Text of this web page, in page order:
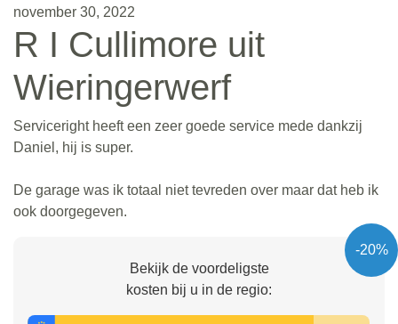
november 30, 2022
R I Cullimore uit
Wieringerwerf
Serviceright heeft een zeer goede service mede dankzij
Daniel, hij is super.
De garage was ik totaal niet tevreden over maar dat heb ik
ook doorgegeven.
-20%
Bekijk de voordeligste
kosten bij u in de regio: